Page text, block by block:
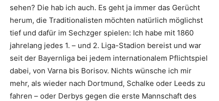
sehen? Die hab ich auch. Es geht ja immer das Gerücht
herum, die Traditionalisten möchten natürlich möglichst
tief und dafür im Sechzger spielen: Ich habe mit 1860
jahrelang jedes 1. – und 2. Liga-Stadion bereist und war
seit der Bayernliga bei jedem internationalem Pflichtspiel
dabei, von Varna bis Borisov. Nichts wünsche ich mir
mehr, als wieder nach Dortmund, Schalke oder Leeds zu
fahren – oder Derbys gegen die erste Mannschaft des